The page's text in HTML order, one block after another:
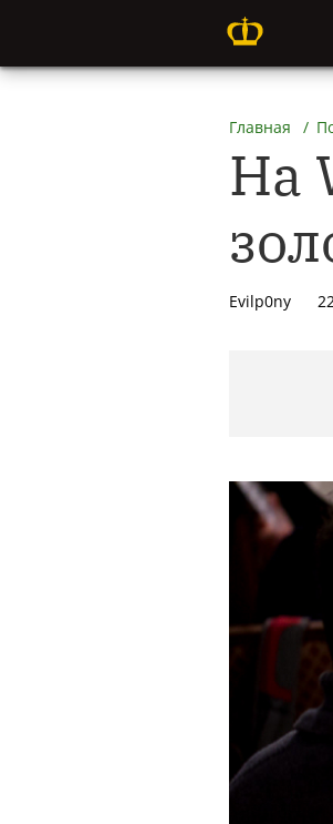
Главная
На
Evilp0ny